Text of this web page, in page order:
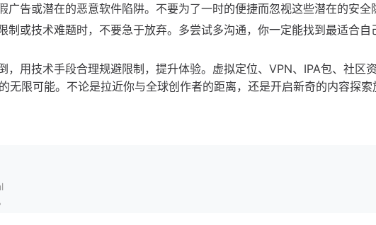
告或潜在的恶意软件陷阱。不要为了一时的便捷而忽视这些潜在的安全
制或技术难题时，不要急于放弃。多尝试多沟通，你一定能找到最适合自
，用技术手段合理规避限制，提升体验。虚拟定位、VPN、IPA包、社区
限可能。不论是拉近你与全球创作者的距离，还是开启新奇的内容探索